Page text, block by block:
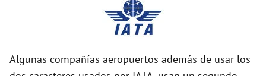
Algunas compañías aeropuertos además de usar los